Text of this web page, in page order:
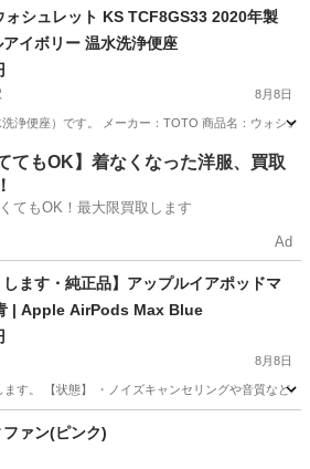
キッチン家電
ォシュレット KS TCF8GS33 2020年製
イボリー 温水洗浄便座
8月8日
浄便座）です。 メーカー：TOTO 商品名：ウォシュ
駅 その他
てもOK】着なくなった洋服、買取
てもOK！最大限買取します
Ad
します・純正品】アップルイアポッドマ
| Apple AirPods Max Blue
8月8日
す。 【状態】 ・ノイズキャンセリングや音質など
オーディオ
ァン(ピンク)